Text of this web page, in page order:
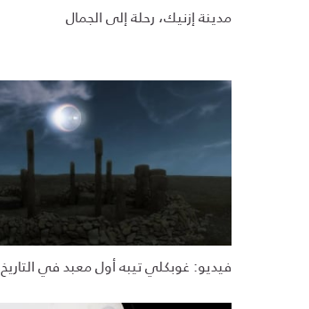
مدينة إزنيك، رحلة إلى الجمال
فيديو: غوبكلي تيبه أول معبد في التاريخ